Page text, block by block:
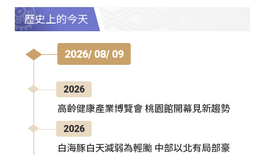
歷史上的今天
2026/ 08/ 09
2026
高齡健康產業博覽會 桃園館開幕見新趨勢
2026
白海豚白天減弱為輕颱 中部以北有局部豪